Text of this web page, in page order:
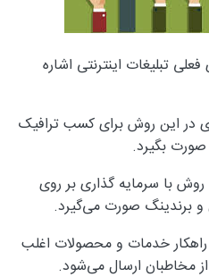
تبلیغات اینترنتی اشاره
در این روش برای کسب ترافیک
بگیرد.
روش با سرمایه گذاری بر روی
برندینگ صورت می‌گیرد.
راهکار خدمات و محصولات اغلب
مخاطبان ارسال می‌شود.